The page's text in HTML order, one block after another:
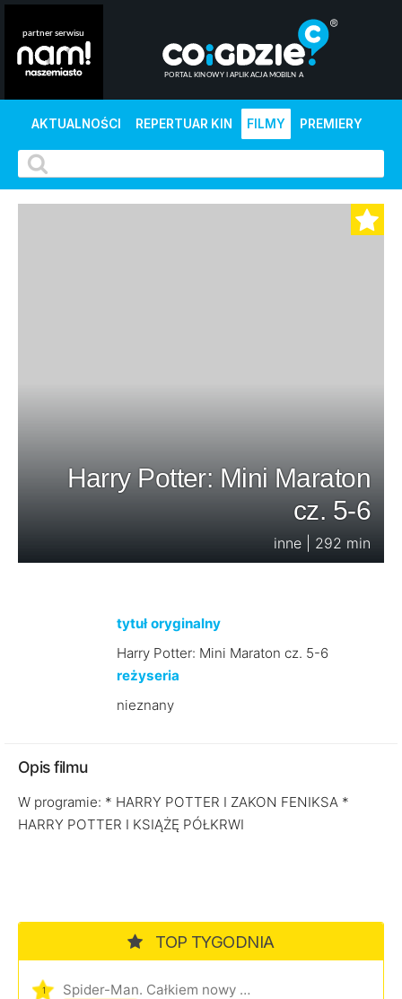
AKTUALNOŚCI REPERTUAR KIN FILMY PREMIERY
Harry Potter: Mini Maraton
cz. 5-6
inne | 292 min
tytuł oryginalny
Harry Potter: Mini Maraton cz. 5-6
reżyseria
nieznany
Opis filmu
W programie: * HARRY POTTER I ZAKON FENIKSA *
HARRY POTTER I KSIĄŻĘ PÓŁKRWI
TOP TYGODNIA
1 Spider-Man. Całkiem nowy dzień